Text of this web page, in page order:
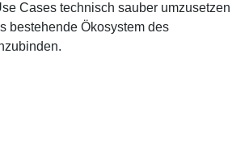
Cases technisch sauber umzusetzen
bestehende Ökosystem des